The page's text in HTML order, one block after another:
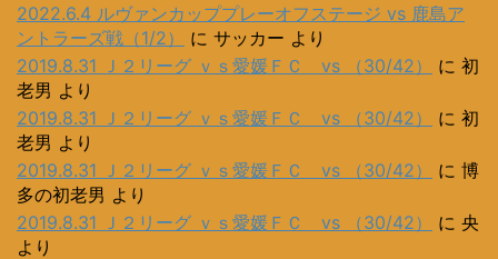
2022.6.4 ルヴァンカッププレーオフステージ vs 鹿島ア
ントラーズ戦（1/2）
に サッカー より
2019.8.31 Ｊ２リーグ ｖｓ愛媛ＦＣ vs （30/42）
に 初
老男 より
2019.8.31 Ｊ２リーグ ｖｓ愛媛ＦＣ vs （30/42）
に 初
老男 より
2019.8.31 Ｊ２リーグ ｖｓ愛媛ＦＣ vs （30/42）
に 博
多の初老男 より
2019.8.31 Ｊ２リーグ ｖｓ愛媛ＦＣ vs （30/42）
に 央
より